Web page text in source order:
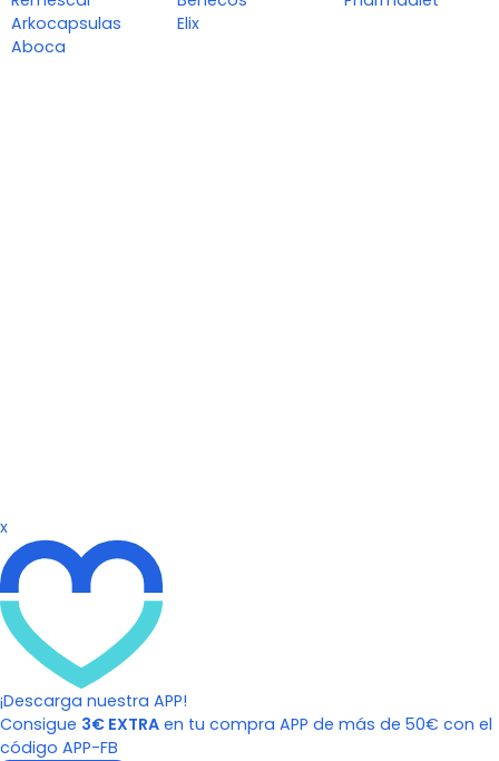
Arkocapsulas
Aboca
Elix
x
¡Descarga nuestra APP!
Consigue 3€ EXTRA en tu compra APP de más de 50€ con el
código APP-FB